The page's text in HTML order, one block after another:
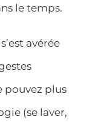
le temps.
avérée
pouvez plus
(se laver,